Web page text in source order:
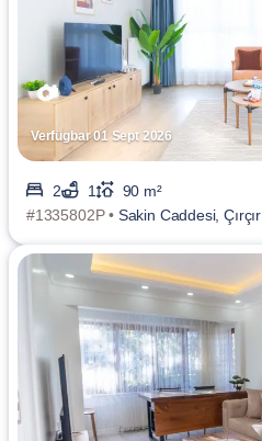
Verfügbar 01 Sept 2026
2 1
90 m²
#1335802P • Sakin Caddesi, Çırçır